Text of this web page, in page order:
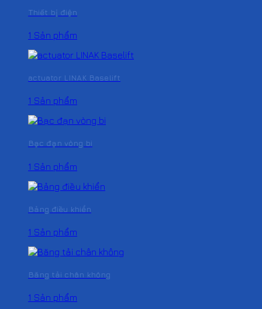
Thiết bị điện
1 Sản phẩm
actuator LINAK Baselift
1 Sản phẩm
Bạc đạn vòng bi
1 Sản phẩm
Bảng điều khiển
1 Sản phẩm
Băng tải chân không
1 Sản phẩm